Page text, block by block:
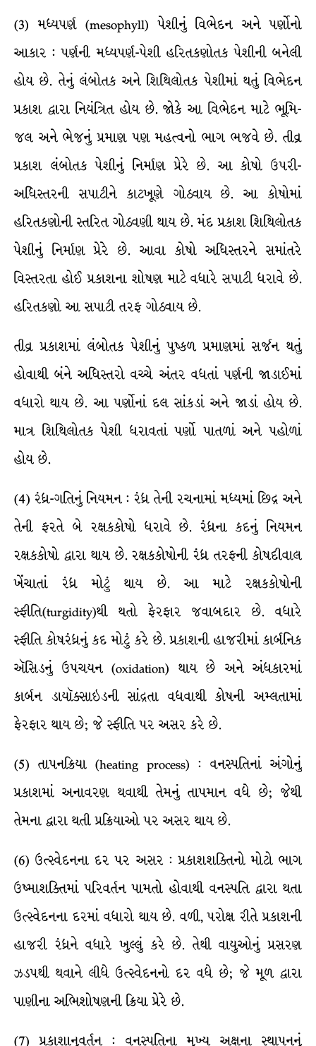
(3) મધ્યપર્ણ (mesophyll) પેશીનું વિભેદન અને પર્ણોનો
આકાર : પર્ણની મધ્યપર્ણ-પેશી હરિતકણોતક પેશીની બનેલી
હોય છે. તેનું લંબોતક અને શિથિલોતક પેશીમાં થતું વિભેદન
પ્રકાશ દ્વારા નિયંત્રિત હોય છે. જોકે આ વિભેદન માટે ભૂમિ-
જલ અને ભેજનું પ્રમાણ પણ મહત્વનો ભાગ ભજવે છે. તીવ્ર
પ્રકાશ લંબોતક પેશીનું નિર્માણ પ્રેરે છે. આ કોષો ઉપરી-
અધિસ્તરની સપાટીને કાટખૂણે ગોઠવાય છે. આ કોષોમાં
હરિતકણોની સ્તરિત ગોઠવણી થાય છે. મંદ પ્રકાશ શિથિલોતક
પેશીનું નિર્માણ પ્રેરે છે. આવા કોષો અધિસ્તરને સમાંતરે
વિસ્તરતા હોઈ પ્રકાશના શોષણ માટે વધારે સપાટી ધરાવે છે.
હરિતકણો આ સપાટી તરફ ગોઠવાય છે.
તીવ્ર પ્રકાશમાં લંબોતક પેશીનું પુષ્કળ પ્રમાણમાં સર્જન થતું
હોવાથી બંને અધિસ્તરો વચ્ચે અંતર વધતાં પર્ણની જાડાઈમાં
વધારો થાય છે. આ પર્ણોનાં દલ સાંકડાં અને જાડાં હોય છે.
માત્ર શિથિલોતક પેશી ધરાવતાં પર્ણો પાતળાં અને પહોળાં
હોય છે.
(4) રંધ્ર-ગતિનું નિયમન : રંધ્ર તેની રચનામાં મધ્યમાં છિદ્ર અને
તેની ફરતે બે રક્ષકકોષો ધરાવે છે. રંધ્રના કદનું નિયમન
રક્ષકકોષો દ્વારા થાય છે. રક્ષકકોષોની રંધ્ર તરફની કોષદીવાલ
ખેંચાતાં રંધ્ર મોટું થાય છે. આ માટે રક્ષકકોષોની
સ્ફીતિ(turgidity)થી થતો ફેરફાર જવાબદાર છે. વધારે
સ્ફીતિ કોષરંધ્રનું કદ મોટું કરે છે. પ્રકાશની હાજરીમાં કાર્બનિક
ઍસિડનું ઉપચયન (oxidation) થાય છે અને અંધકારમાં
કાર્બન ડાયૉક્સાઇડની સાંદ્રતા વધવાથી કોષની અમ્લતામાં
ફેરફાર થાય છે; જે સ્ફીતિ પર અસર કરે છે.
(5) તાપનક્રિયા (heating process) : વનસ્પતિનાં અંગોનું
પ્રકાશમાં અનાવરણ થવાથી તેમનું તાપમાન વધે છે; જેથી
તેમના દ્વારા થતી પ્રક્રિયાઓ પર અસર થાય છે.
(6) ઉત્સ્વેદનના દર પર અસર : પ્રકાશશક્તિનો મોટો ભાગ
ઉષ્માશક્તિમાં પરિવર્તન પામતો હોવાથી વનસ્પતિ દ્વારા થતા
ઉત્સ્વેદનના દરમાં વધારો થાય છે. વળી, પરોક્ષ રીતે પ્રકાશની
હાજરી રંધ્રને વધારે ખુલ્લું કરે છે. તેથી વાયુઓનું પ્રસરણ
ઝડપથી થવાને લીધે ઉત્સ્વેદનનો દર વધે છે; જે મૂળ દ્વારા
પાણીના અભિશોષણની ક્રિયા પ્રેરે છે.
(7) પ્રકાશાનુવર્તન : વનસ્પતિના મુખ્ય અક્ષના સ્થાપનનું